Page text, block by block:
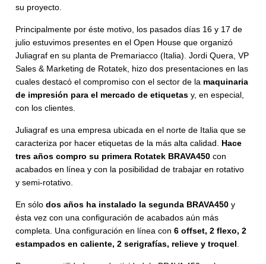
su proyecto.
Principalmente por éste motivo, los pasados días 16 y 17 de
julio estuvimos presentes en el Open House que organizó
Juliagraf en su planta de Premariacco (Italia). Jordi Quera, VP
Sales & Marketing de Rotatek, hizo dos presentaciones en las
cuales destacó el compromiso con el sector de la maquinaria
de impresión para el mercado de etiquetas y, en especial,
con los clientes.
Juliagraf es una empresa ubicada en el norte de Italia que se
caracteriza por hacer etiquetas de la más alta calidad. Hace
tres años compro su primera Rotatek BRAVA450 con
acabados en línea y con la posibilidad de trabajar en rotativo
y semi-rotativo.
En sólodos años ha instalado la segunda BRAVA450 y
ésta vez con una configuración de acabados aún más
completa. Una configuración en línea con6 offset, 2 flexo, 2
estampados en caliente, 2 serigrafías, relieve y troquel.